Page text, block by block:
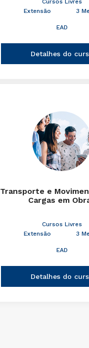
Cursos Livres
Extensão
3
EAD
Detalhes do
Transporte e
Cargas em
Cursos Livres
Extensão
3
EAD
Detalhes do